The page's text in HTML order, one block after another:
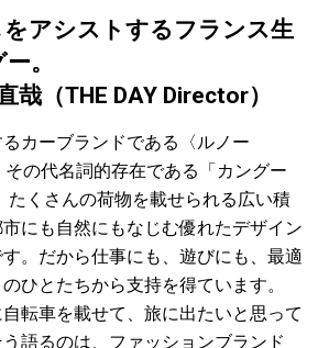
#SNEAKER #OUTDOOR
HANDBOOK
アシストするフランス生
。
哉（THE DAY Director）
カーブランドである〈ルノー
その代名詞的存在である「カングー
たくさんの荷物を載せられる広い積
にも自然にもなじむ優れたデザイン
。だから仕事にも、遊びにも、最適
ひとたちから支持を得ています。
自転車を載せて、旅に出たいと思って
語るのは、ファッションブランド